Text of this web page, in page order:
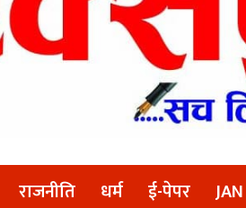
राजनीति धर्म ई-पेपर